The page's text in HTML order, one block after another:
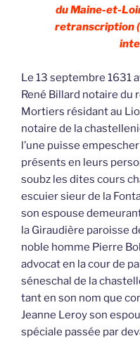
du Maine-et-
retranscription
Le 13 septembre 1631
René Billard notaire du
Mortiers résidant au
notaire de la
l’une puisse
présents en leurs
soubz les dites cours
escuier sieur de la
son espouse
la Giraudière paroisse
noble homme Pierre
advocat en la cour de
séneschal de la
tant en son nom que
Jeanne Leroy son
spéciale passée par